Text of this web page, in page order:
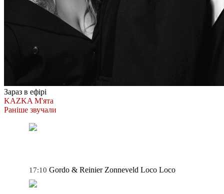
Зараз в ефірі
KAZKA М'ята
Раніше звучали
17:10 Gordo & Reinier Zonneveld Loco Loco